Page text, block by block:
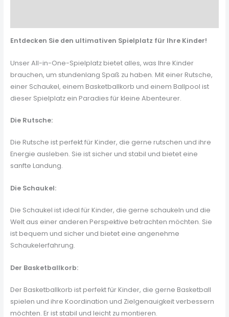
Entdecken Sie den ultimativen Spielplatz für Ihre Kinder!
Unser All-in-One-Spielplatz bietet alles, was Ihre Kinder
brauchen, um stundenlang Spaß zu haben. Mit einer Rutsche,
einer Schaukel, einem Basketballkorb und einem Ballpool ist
dieser Spielplatz ein Paradies für kleine Abenteurer.
Die Rutsche:
Die Rutsche ist perfekt für Kinder, die gerne rutschen und ihre
Energie ausleben. Sie ist sicher und stabil und bietet eine
sanfte Landung.
Die Schaukel:
Die Schaukel ist ideal für Kinder, die gerne schaukeln und die
Welt aus einer anderen Perspektive betrachten möchten. Sie
ist bequem und sicher und bietet eine angenehme
Schaukelerfahrung.
Der Basketballkorb:
Der Basketballkorb ist perfekt für Kinder, die gerne Basketball
spielen und ihre Koordination und Zielgenauigkeit verbessern
möchten. Er ist stabil und leicht zu montieren.